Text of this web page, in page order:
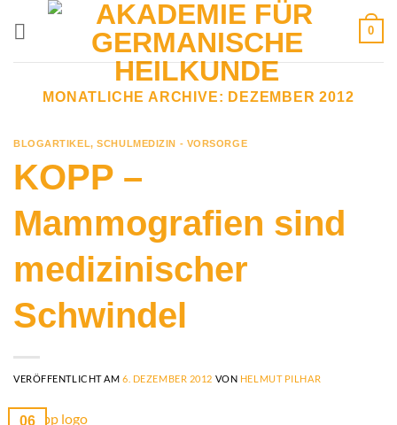
0
MONATLICHE ARCHIVE: DEZEMBER 2012
BLOGARTIKEL,SCHULMEDIZIN - VORSORGE
KOPP –
Mammografien sind
medizinischer
Schwindel
VERÖFFENTLICHT AM6. DEZEMBER 2012 VON HELMUT PILHAR
06